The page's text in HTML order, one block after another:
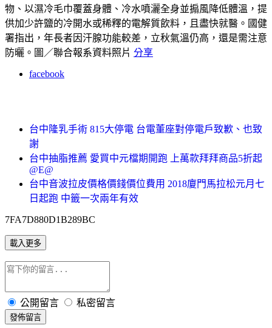
物、以濕冷毛巾覆蓋身體、冷水噴灑全身並搧風降低體溫，提
供加少許鹽的冷開水或稀釋的電解質飲料，且盡快就醫。 國健
署指出，年長者因汗腺功能較差，立秋氣溫仍高，還是需注意
防曬。圖／聯合報系資料照片 分享
facebook
台中隆乳手術 815大停電 台電董座對停電戶致歉、也致
謝
台中抽脂推薦 愛買中元檔期開跑 上萬款拜拜商品5折起
@E@
台中音波拉皮價格價錢價位費用 2018廈門馬拉松元月七
日起跑 中籤一次兩年有效
7FA7D880D1B289BC
載入更多
公開留言 私密留言
發佈留言